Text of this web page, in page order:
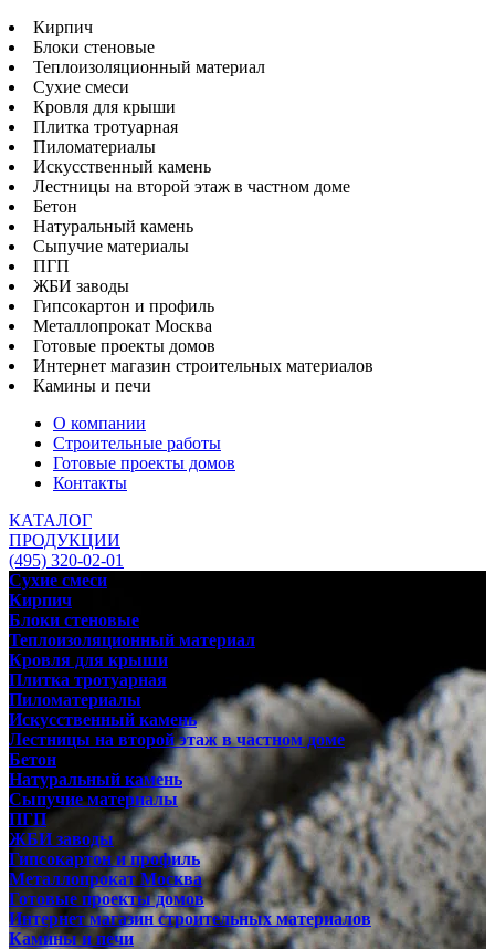
Кирпич
Блоки стеновые
Теплоизоляционный материал
Сухие смеси
Кровля для крыши
Плитка тротуарная
Пиломатериалы
Искусственный камень
Лестницы на второй этаж в частном доме
Бетон
Натуральный камень
Сыпучие материалы
ПГП
ЖБИ заводы
Гипсокартон и профиль
Металлопрокат Москва
Готовые проекты домов
Интернет магазин строительных материалов
Камины и печи
О компании
Строительные работы
Готовые проекты домов
Контакты
КАТАЛОГ
ПРОДУКЦИИ
(495) 320-02-01
Сухие смеси
Кирпич
Блоки стеновые
Теплоизоляционный материал
Кровля для крыши
Плитка тротуарная
Пиломатериалы
Искусственный камень
Лестницы на второй этаж в частном доме
Бетон
Натуральный камень
Сыпучие материалы
ПГП
ЖБИ заводы
Гипсокартон и профиль
Металлопрокат Москва
Готовые проекты домов
Интернет магазин строительных материалов
Камины и печи